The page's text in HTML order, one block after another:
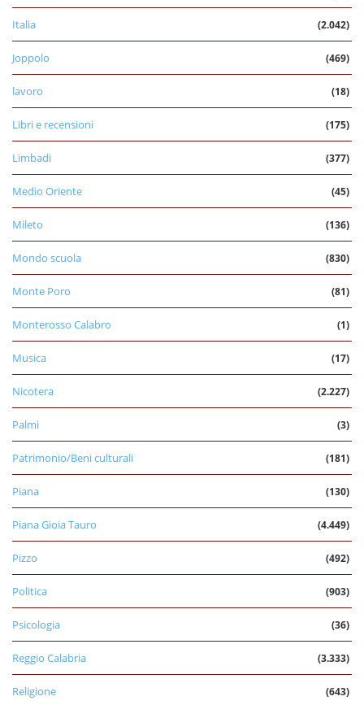
Italia (2.042)
Joppolo (469)
lavoro (18)
Libri e recensioni (175)
Limbadi (377)
Medio Oriente (45)
Mileto (136)
Mondo scuola (830)
Monte Poro (81)
Monterosso Calabro (1)
Musica (17)
Nicotera (2.227)
Palmi (3)
Patrimonio/Beni culturali (181)
Piana (130)
Piana Gioia Tauro (4.449)
Pizzo (492)
Politica (903)
Psicologia (36)
Reggio Calabria (3.333)
Religione (643)